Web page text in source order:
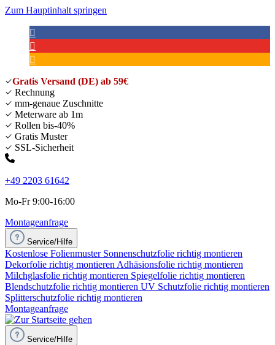
Zum Hauptinhalt springen
Gratis Versand (DE) ab 59€
Rechnung
mm-genaue Zuschnitte
Meterware ab 1m
Rollen bis-40%
Gratis Muster
SSL-Sicherheit
+49 2203 61642
Mo-Fr 9:00-16:00
Montageanfrage
Service/Hilfe
Kostenlose Folienmuster Sonnenschutzfolie richtig montieren
Dekorfolie richtig montieren Adhäsionsfolie richtig montieren
Milchglasfolie richtig montieren Spiegelfolie richtig montieren
Blendschutzfolie richtig montieren UV Schutzfolie richtig montieren
Splitterschutzfolie richtig montieren
Montageanfrage
Service/Hilfe